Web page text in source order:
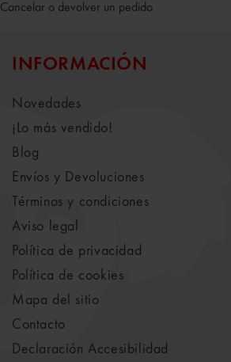
Cancelar o devolver un pedido
INFORMACIÓN
Novedades
¡Lo más vendido!
Blog
Envíos y Devoluciones
Términos y condiciones
Aviso legal
Política de privacidad
Política de cookies
Mapa del sitio
Contacto
Declaración Accesibilidad